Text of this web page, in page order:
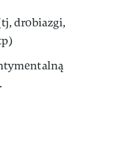
drobiazgi,